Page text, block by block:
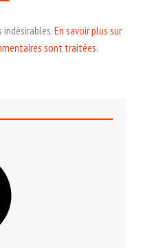
En savoir plus sur
sont traitées.